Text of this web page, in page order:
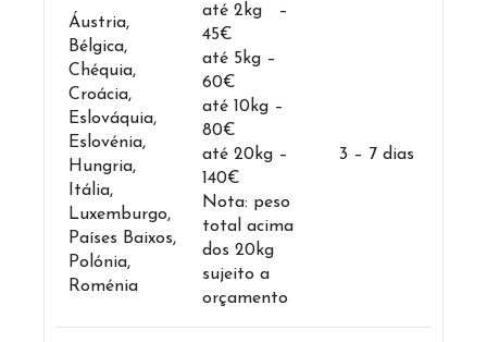
Áustria,
Bélgica,
Chéquia,
Croácia,
Eslováquia,
Eslovénia,
Hungria,
Itália,
Luxemburgo,
Países Baixos,
Polónia,
Roménia
até 2kg –
45€
até 5kg –
60€
até 10kg –
80€
até 20kg –
140€
Nota: peso
total acima
dos 20kg
sujeito a
orçamento
3 – 7 dias